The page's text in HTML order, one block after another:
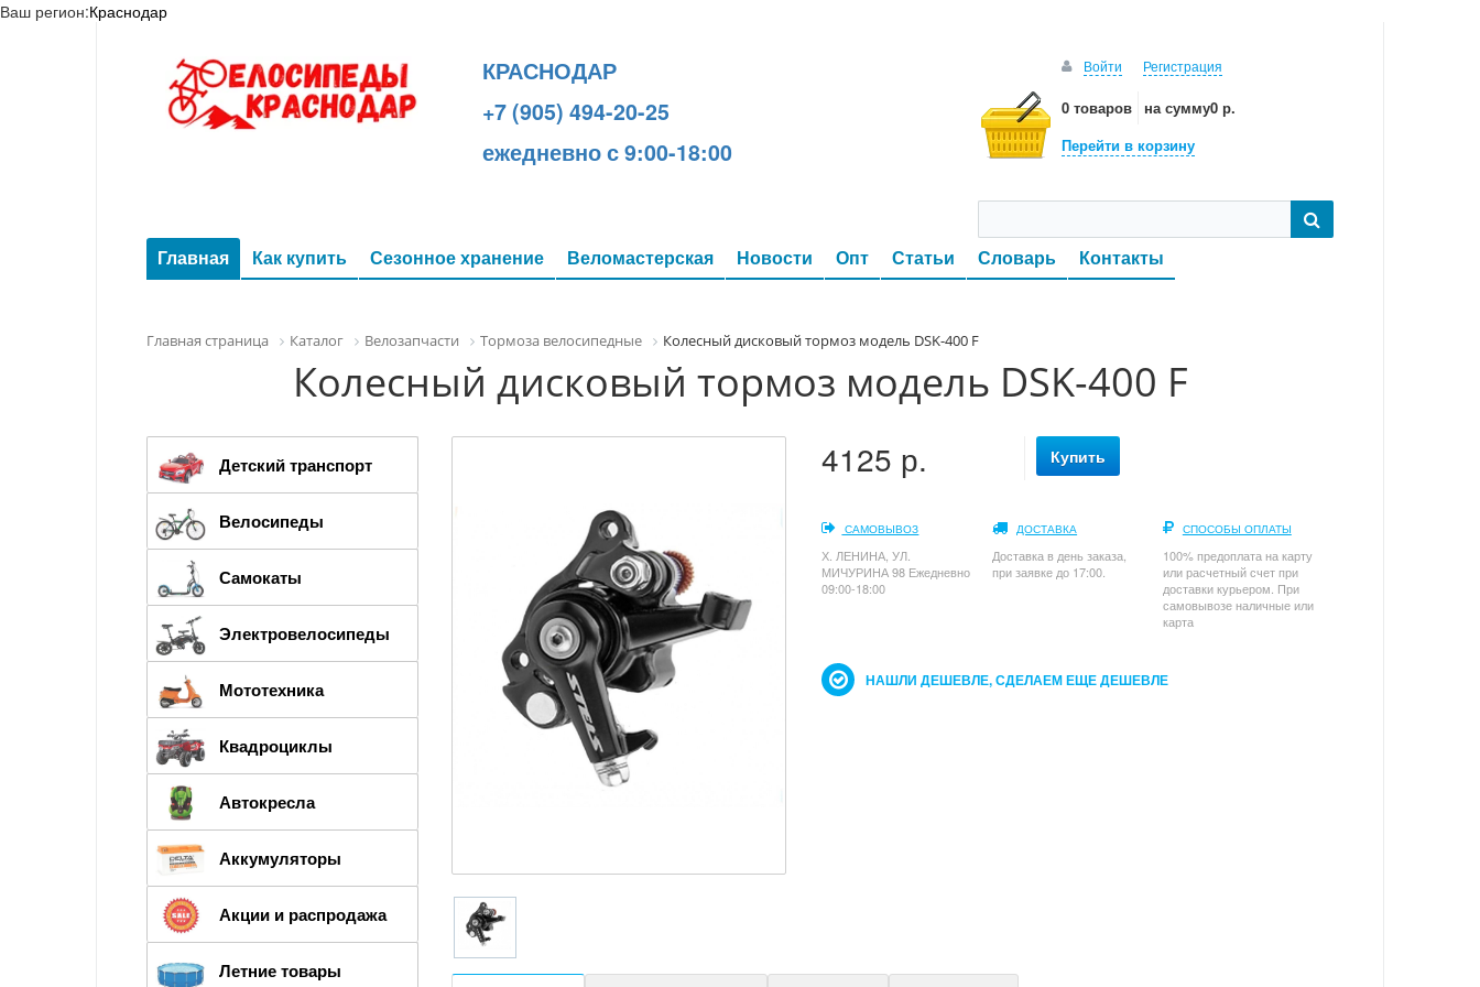
Ваш регион:Краснодар
КРАСНОДАР
+7 (905) 494-20-25
ежедневно с 9:00-18:00
Войти Регистрация
0 товаров на сумму0 р.
Перейти в корзину
Главная Как купить Сезонное хранение Веломастерская Новости Опт Статьи Словарь Контакты
Главная страница Каталог Велозапчасти Тормоза велосипедные Колесный дисковый тормоз модель DSK-400 F
Колесный дисковый тормоз модель DSK-400 F
4125 р. Купить
САМОВЫВОЗ
Х. ЛЕНИНА, УЛ.
МИЧУРИНА 98 Ежедневно
09:00-18:00
ДОСТАВКА
Доставка в день заказа,
при заявке до 17:00.
СПОСОБЫ ОПЛАТЫ
100% предоплата на карту
или расчетный счет при
доставки курьером. При
самовывозе наличные или
карта
НАШЛИ ДЕШЕВЛЕ, СДЕЛАЕМ ЕЩЕ ДЕШЕВЛЕ
Детский транспорт
Велосипеды
Самокаты
Электровелосипеды
Мототехника
Квадроциклы
Автокресла
Аккумуляторы
Акции и распродажа
Летние товары